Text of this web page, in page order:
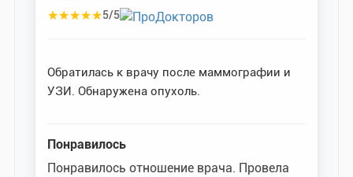
★★★★★5/5
Обратилась к врачу после маммографии и
УЗИ. Обнаружена опухоль.
Понравилось
Понравилось отношение врача. Провела